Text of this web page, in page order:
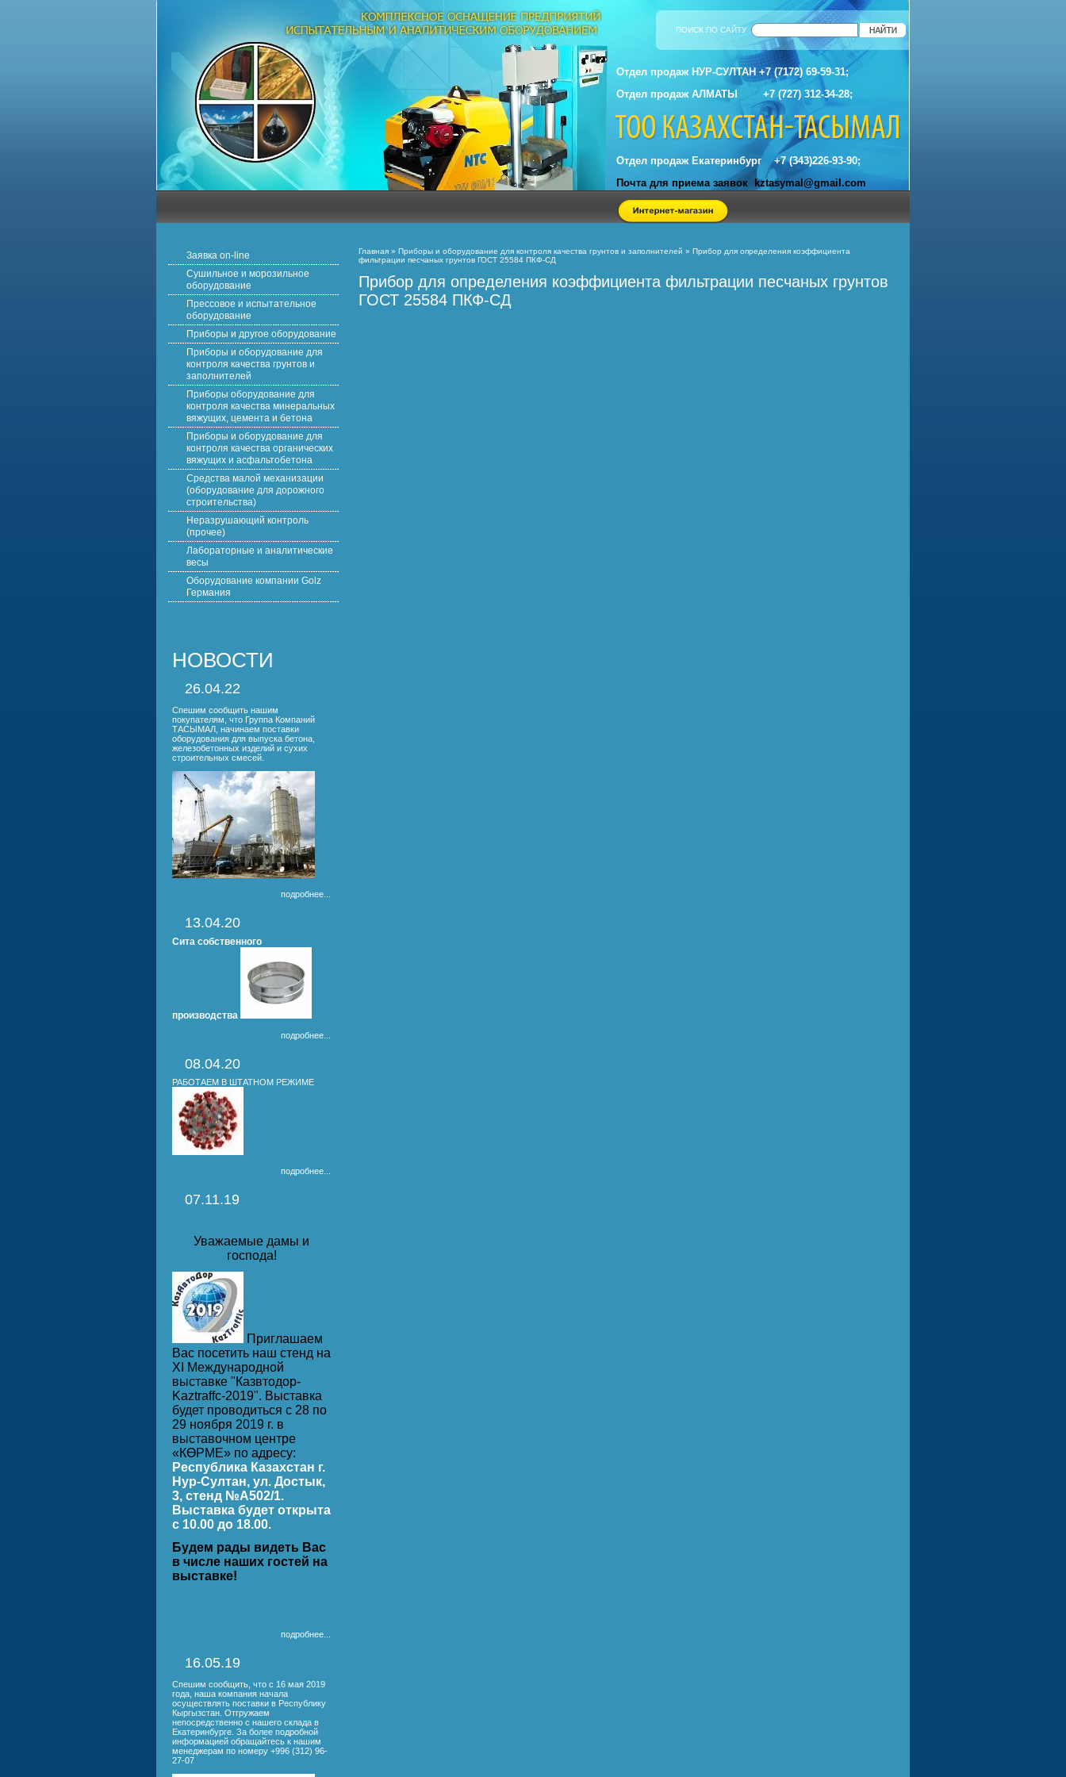
Отдел продаж НУР-СУЛТАН +7 (7172) 69-59-31;
Отдел продаж АЛМАТЫ +7 (727) 312-34-28;
Отдел продаж Екатеринбург +7 (343)226-93-90;
Почта для приема заявок
kztasymal@gmail.com
ПОИСК ПО САЙТУ
Заявка on-line
Сушильное и морозильное
оборудование
Прессовое и испытательное
оборудование
Приборы и другое оборудование
Приборы и оборудование для
контроля качества грунтов и
заполнителей
Приборы оборудование для
контроля качества минеральных
вяжущих, цемента и бетона
Приборы и оборудование для
контроля качества органических
вяжущих и асфальтобетона
Средства малой механизации
(оборудование для дорожного
строительства)
Неразрушающий контроль
(прочее)
Лабораторные и аналитические
весы
Оборудование компании Golz
Германия
НОВОСТИ
26.04.22
Спешим сообщить нашим
покупателям, что Группа Компаний
ТАСЫМАЛ, начинаем поставки
оборудования для выпуска бетона,
железобетонных изделий и сухих
строительных смесей.
подробнее...
13.04.20
Сита собственного
производства
подробнее...
08.04.20
РАБОТАЕМ В ШТАТНОМ РЕЖИМЕ
подробнее...
07.11.19
Уважаемые дамы и
господа!
Приглашаем
Вас посетить наш стенд на
ХI Международной
выставке "Казвтодор-
Kaztraffc-2019". Выставка
будет проводиться с 28 по
29 ноября 2019 г. в
выставочном центре
«КӨРМЕ» по адресу:
Республика Казахстан г.
Нур-Султан, ул. Достык,
3, стенд №A502/1.
Выставка будет открыта
с 10.00 до 18.00.
Будем рады видеть Вас
в числе наших гостей на
выставке!
подробнее...
16.05.19
Спешим сообщить, что с 16 мая 2019
года, наша компания начала
осуществлять поставки в Республику
Кыргызстан. Отгружаем
непосредственно с нашего склада в
Екатеринбурге. За более подробной
информацией обращайтесь к нашим
менеджерам по номеру +996 (312) 96-
27-07
Главная » Приборы и оборудование для контроля качества грунтов и заполнителей » Прибор для определения коэффициента
фильтрации песчаных грунтов ГОСТ 25584 ПКФ-СД
Прибор для определения коэффициента фильтрации песчаных грунтов
ГОСТ 25584 ПКФ-СД